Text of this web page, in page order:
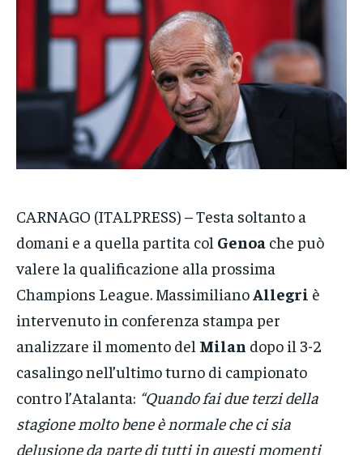
ECONOMIA
SPORT
GRUPPO
ECONOMIA
GRUPPO
ECONOMIA
GRUPPO
CARNAGO (ITALPRESS) – Testa soltanto a
domani e a quella partita col Genoa che può
valere la qualificazione alla prossima
Champions League. Massimiliano Allegri è
intervenuto in conferenza stampa per
analizzare il momento del Milan dopo il 3-2
casalingo nell’ultimo turno di campionato
contro l’Atalanta: “Quando fai due terzi della
stagione molto bene è normale che ci sia
delusione da parte di tutti in questi momenti